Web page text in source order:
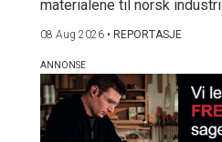
materialene til norsk industri.
08 Aug 2026 • REPORTASJE